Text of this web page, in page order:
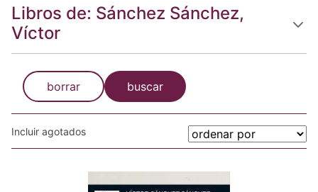
Libros de: Sánchez Sánchez,
Víctor
borrar buscar
Incluir agotados